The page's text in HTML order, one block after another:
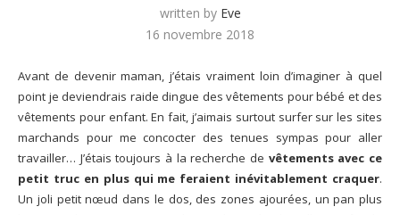
written by Eve
16 novembre 2018
Avant de devenir maman, j’étais vraiment loin d’imaginer à quel
point je deviendrais raide dingue des vêtements pour bébé et des
vêtements pour enfant. En fait, j’aimais surtout surfer sur les sites
marchands pour me concocter des tenues sympas pour aller
travailler… J’étais toujours à la recherche de vêtements avec ce
petit truc en plus qui me feraient inévitablement craquer.
Un joli petit nœud dans le dos, des zones ajourées, un pan plus